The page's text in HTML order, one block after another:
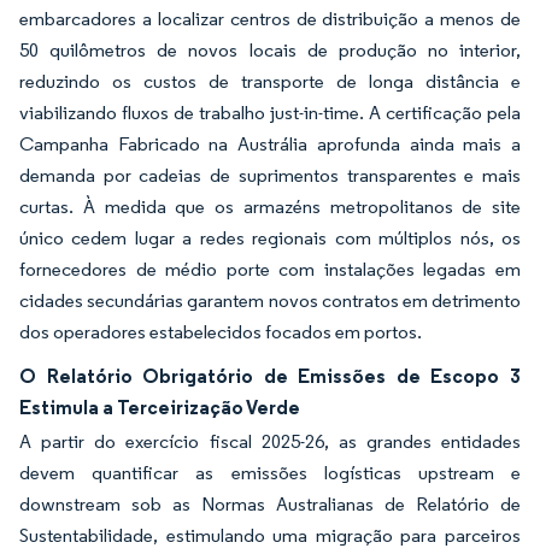
embarcadores a localizar centros de distribuição a menos de
50 quilômetros de novos locais de produção no interior,
reduzindo os custos de transporte de longa distância e
viabilizando fluxos de trabalho just-in-time. A certificação pela
Campanha Fabricado na Austrália aprofunda ainda mais a
demanda por cadeias de suprimentos transparentes e mais
curtas. À medida que os armazéns metropolitanos de site
único cedem lugar a redes regionais com múltiplos nós, os
fornecedores de médio porte com instalações legadas em
cidades secundárias garantem novos contratos em detrimento
dos operadores estabelecidos focados em portos.
O Relatório Obrigatório de Emissões de Escopo 3
Estimula a Terceirização Verde
A partir do exercício fiscal 2025-26, as grandes entidades
devem quantificar as emissões logísticas upstream e
downstream sob as Normas Australianas de Relatório de
Sustentabilidade, estimulando uma migração para parceiros